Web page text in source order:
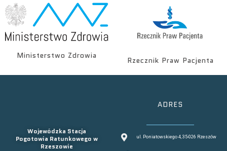
Ministerstwo Zdrowia
Rzecznik Praw Pacjenta
Wojewódzka Stacja
Pogotowia Ratunkowego w
Rzeszowie
ADRES
ul. Poniatowskiego 4, 35-026 Rzeszów